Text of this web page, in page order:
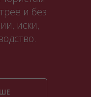
и без
иски,